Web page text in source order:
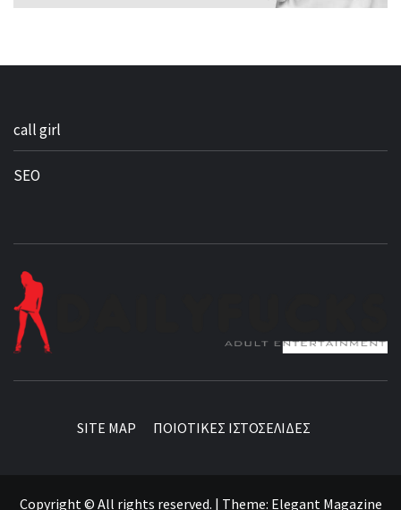
call girl
SEO
SITE MAP ΠΟΙΟΤΙΚΕΣ ΙΣΤΟΣΕΛΙΔΕΣ
Copyright © All rights reserved. | Theme: Elegant Magazine